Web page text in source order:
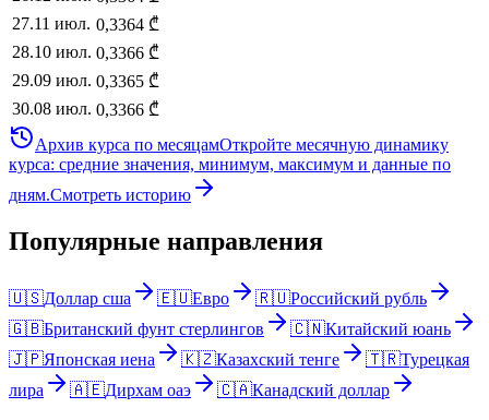
27.11 июл. 0,3364 ₾
28.10 июл. 0,3366 ₾
29.09 июл. 0,3365 ₾
30.08 июл. 0,3366 ₾
Архив курса по месяцамОткройте месячную динамику
курса: средние значения, минимум, максимум и данные по
дням.Смотреть историю
Популярные направления
🇺🇸Доллар сша 🇪🇺Евро 🇷🇺Российский рубль
🇬🇧Британский фунт стерлингов 🇨🇳Китайский юань
🇯🇵Японская иена 🇰🇿Казахский тенге 🇹🇷Турецкая
лира
🇦🇪Дирхам оаэ 🇨🇦Канадский доллар